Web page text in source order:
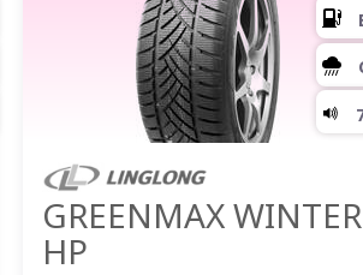
GREENMAX WINTER
HP